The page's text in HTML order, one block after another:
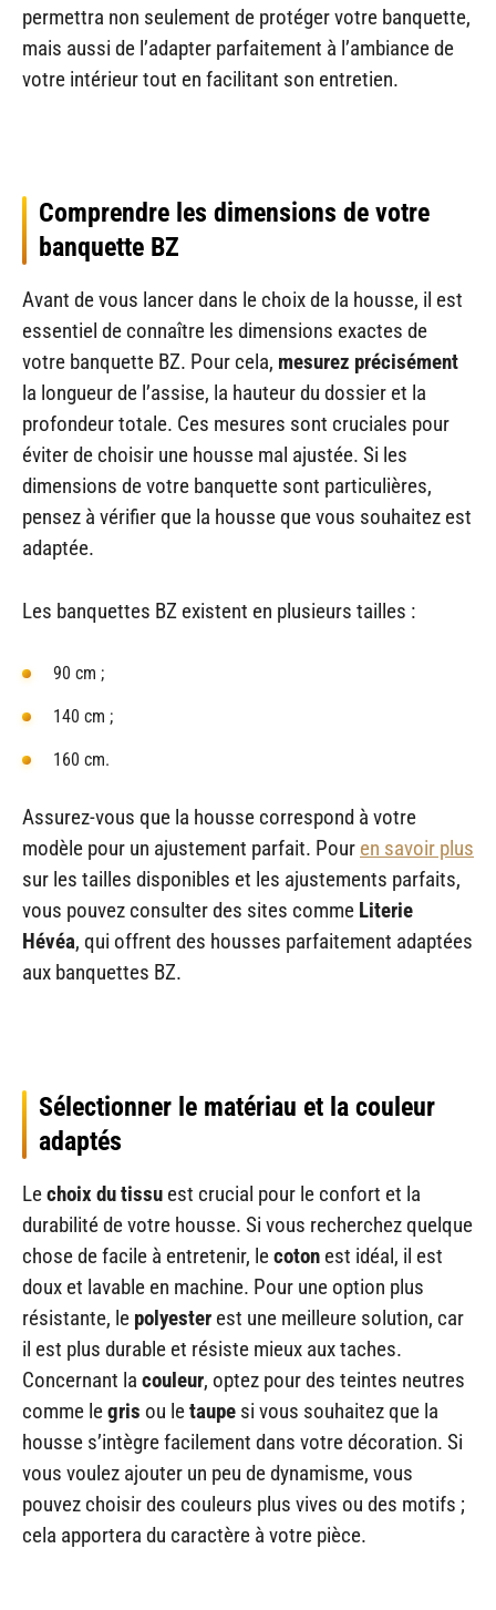
permettra non seulement de protéger votre banquette,
mais aussi de l’adapter parfaitement à l’ambiance de
votre intérieur tout en facilitant son entretien.
Comprendre les dimensions de votre
banquette BZ
Avant de vous lancer dans le choix de la housse, il est
essentiel de connaître les dimensions exactes de
votre banquette BZ. Pour cela, mesurez précisément
la longueur de l’assise, la hauteur du dossier et la
profondeur totale. Ces mesures sont cruciales pour
éviter de choisir une housse mal ajustée. Si les
dimensions de votre banquette sont particulières,
pensez à vérifier que la housse que vous souhaitez est
adaptée.
Les banquettes BZ existent en plusieurs tailles :
90 cm ;
140 cm ;
160 cm.
Assurez-vous que la housse correspond à votre
modèle pour un ajustement parfait. Pour en savoir plus
sur les tailles disponibles et les ajustements parfaits,
vous pouvez consulter des sites comme Literie
Hévéa, qui offrent des housses parfaitement adaptées
aux banquettes BZ.
Sélectionner le matériau et la couleur
adaptés
Lechoix du tissu est crucial pour le confort et la
durabilité de votre housse. Si vous recherchez quelque
chose de facile à entretenir, lecoton est idéal, il est
doux et lavable en machine. Pour une option plus
résistante, le polyester est une meilleure solution, car
il est plus durable et résiste mieux aux taches.
Concernant la couleur, optez pour des teintes neutres
comme legris ou letaupe si vous souhaitez que la
housse s’intègre facilement dans votre décoration. Si
vous voulez ajouter un peu de dynamisme, vous
pouvez choisir des couleurs plus vives ou des motifs ;
cela apportera du caractère à votre pièce.